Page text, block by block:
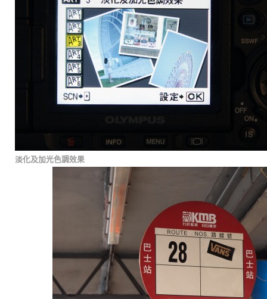
淡化及加光色調效果